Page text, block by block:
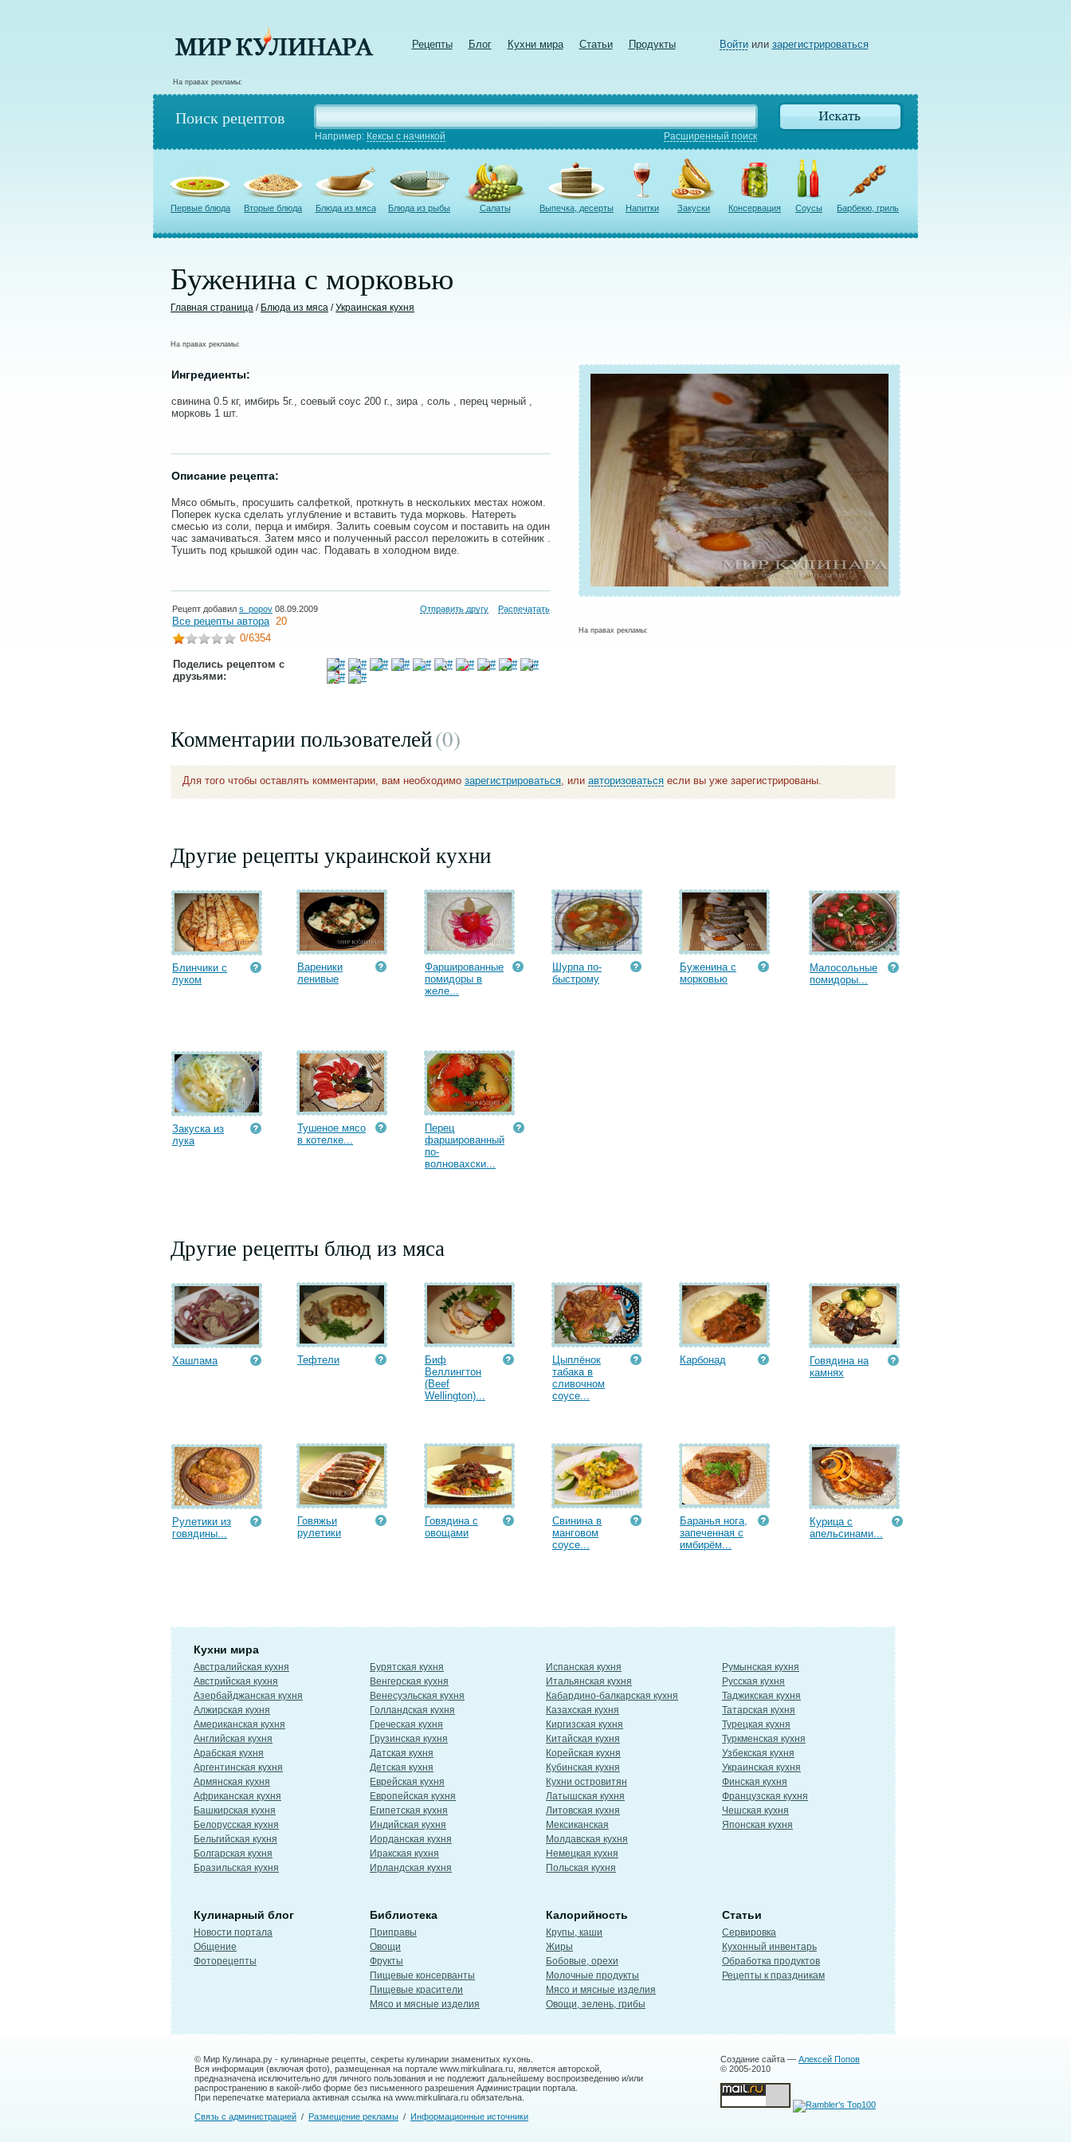
Рецепты Блог Кухни мира Статьи Продукты Войтиили зарегистрироваться
На правах рекламы:
Поиск рецептов
Например: Кексы с начинкой Расширенный поиск
Первые блюда Вторые блюда Блюда из мяса Блюда из рыбы Салаты Выпечка, десерты Напитки Закуски Консервация Соусы Барбекю, гриль
Буженина с морковью
Главная страница / Блюда из мяса /Украинская кухня
На правах рекламы:
Ингредиенты:
свинина 0.5 кг, имбирь 5г., соевый соус 200 г., зира , соль , перец черный ,
морковь 1 шт.
Описание рецепта:
Мясо обмыть, просушить салфеткой, проткнуть в нескольких местах ножом.
Поперек куска сделать углубление и вставить туда морковь. Натереть
смесью из соли, перца и имбиря. Залить соевым соусом и поставить на один
час замачиваться. Затем мясо и полученный рассол переложить в сотейник .
Тушить под крышкой один час. Подавать в холодном виде.
Рецепт добавил s_popov 08.09.2009 Отправить другу Распечатать
Все рецепты автора 20
0/6354
Поделись рецептом с
друзьями:
На правах рекламы:
Комментарии пользователей(0)
Для того чтобы оставлять комментарии, вам необходимо зарегистрироваться, или авторизоваться если вы уже зарегистрированы.
Другие рецепты украинской кухни
Блинчики с
луком
Вареники
ленивые
Фаршированные
помидоры в
желе...
Шурпа по-
быстрому
Буженина с
морковью
Малосольные
помидоры...
Закуска из
лука
Тушеное мясо
в котелке...
Перец
фаршированный
по-
волновахски...
Другие рецепты блюд из мяса
Хашлама Тефтели
Биф
Веллингтон
(Beef
Wellington)...
Цыплёнок
табака в
сливочном
соусе...
Карбонад
Говядина на
камнях
Рулетики из
говядины...
Говяжьи
рулетики
Говядина с
овощами
Свинина в
манговом
соусе...
Баранья нога,
запеченная с
имбирём...
Курица с
апельсинами...
Кухни мира
Австралийская кухня
Австрийская кухня
Азербайджанская кухня
Алжирская кухня
Американская кухня
Английская кухня
Арабская кухня
Аргентинская кухня
Армянская кухня
Африканская кухня
Башкирская кухня
Белорусская кухня
Бельгийская кухня
Болгарская кухня
Бразильская кухня
Бурятская кухня
Венгерская кухня
Венесуэльская кухня
Голландская кухня
Греческая кухня
Грузинская кухня
Датская кухня
Детская кухня
Еврейская кухня
Европейская кухня
Египетская кухня
Индийская кухня
Иорданская кухня
Иракская кухня
Ирландская кухня
Испанская кухня
Итальянская кухня
Кабардино-балкарская кухня
Казахская кухня
Киргизская кухня
Китайская кухня
Корейская кухня
Кубинская кухня
Кухни островитян
Латышская кухня
Литовская кухня
Мексиканская
Молдавская кухня
Немецкая кухня
Польская кухня
Румынская кухня
Русская кухня
Таджикская кухня
Татарская кухня
Турецкая кухня
Туркменская кухня
Узбекская кухня
Украинская кухня
Финская кухня
Французская кухня
Чешская кухня
Японская кухня
Кулинарный блог
Новости портала
Общение
Фоторецепты
Библиотека
Приправы
Овощи
Фрукты
Пищевые консерванты
Пищевые красители
Мясо и мясные изделия
Калорийность
Крупы, каши
Жиры
Бобовые, орехи
Молочные продукты
Мясо и мясные изделия
Овощи, зелень, грибы
Статьи
Сервировка
Кухонный инвентарь
Обработка продуктов
Рецепты к праздникам
© Мир Кулинара.ру - кулинарные рецепты, секреты кулинарии знаменитых кухонь.
Вся информация (включая фото), размещенная на портале www.mirkulinara.ru, является авторской,
предназначена исключительно для личного пользования и не подлежит дальнейшему воспроизведению и/или
распространению в какой-либо форме без письменного разрешения Администрации портала.
При перепечатке материала активная ссылка на www.mirkulinara.ru обязательна.
Связь с администрацией / Размещение рекламы / Информационные источники
Создание сайта — Алексей Попов
© 2005-2010